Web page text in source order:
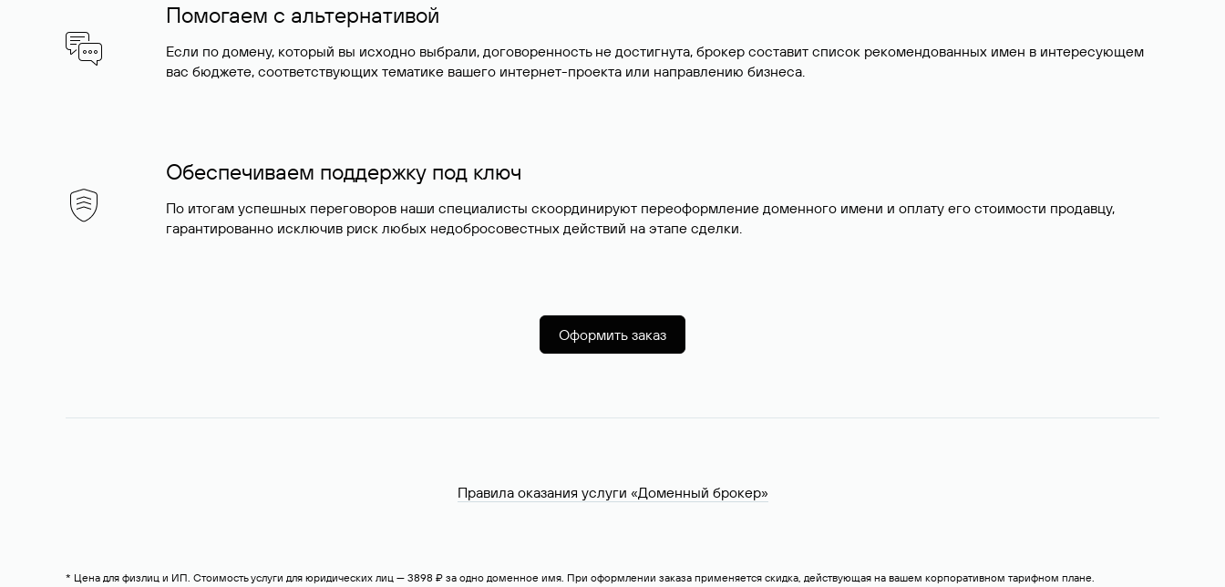
Помогаем с альтернативой
Если по домену, который вы исходно выбрали, договоренность не достигнута, брокер составит список рекомендованных имен в интересующем
вас бюджете, соответствующих тематике вашего интернет-проекта или направлению бизнеса.
Обеспечиваем поддержку под ключ
По итогам успешных переговоров наши специалисты скоординируют переоформление доменного имени и оплату его стоимости продавцу,
гарантированно исключив риск любых недобросовестных действий на этапе сделки.
Оформить заказ
Правила оказания услуги «Доменный брокер»
* Цена для физлиц и ИП. Стоимость услуги для юридических лиц — 3898 ₽ за одно доменное имя. При оформлении заказа применяется скидка, действующая на вашем корпоративном тарифном плане.